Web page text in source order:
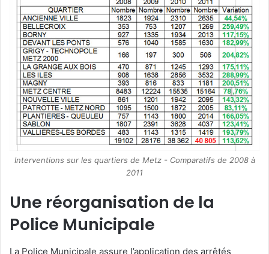
Interventions sur les quartiers de Metz - Comparatifs de 2008 à
2011
Une réorganisation de la
Police Municipale
La Police Municipale assure l’application des arrêtés